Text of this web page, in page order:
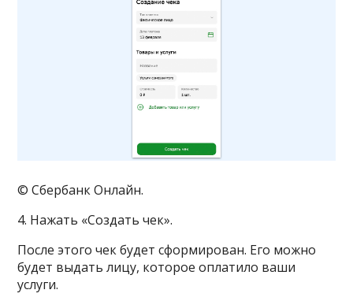
© Сбербанк Онлайн.
4. Нажать «Создать чек».
После этого чек будет сформирован. Его можно
будет выдать лицу, которое оплатило ваши
услуги.